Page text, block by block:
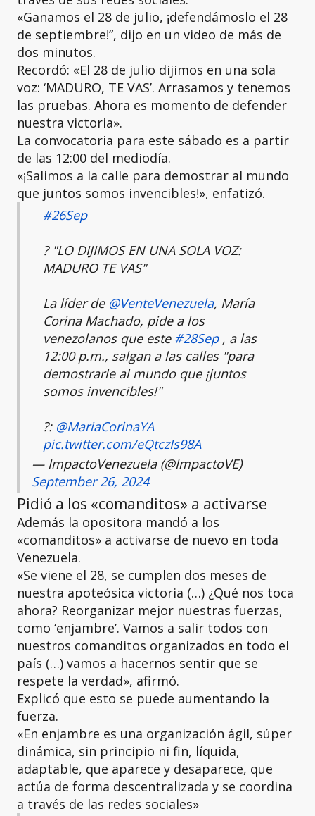
«Ganamos el 28 de julio, ¡defendámoslo el 28
de septiembre!”, dijo en un video de más de
dos minutos.
Recordó: «El 28 de julio dijimos en una sola
voz: ‘MADURO, TE VAS’. Arrasamos y tenemos
las pruebas. Ahora es momento de defender
nuestra victoria».
La convocatoria para este sábado es a partir
de las 12:00 del mediodía.
«¡Salimos a la calle para demostrar al mundo
que juntos somos invencibles!», enfatizó.
#26Sep
?️ "LO DIJIMOS EN UNA SOLA VOZ:
MADURO TE VAS"
La líder de @VenteVenezuela, María
Corina Machado, pide a los
venezolanos que este #28Sep, a las
12:00 p.m., salgan a las calles "para
demostrarle al mundo que ¡juntos
somos invencibles!"
?: @MariaCorinaYA
pic.twitter.com/eQtczIs98A
— ImpactoVenezuela (@ImpactoVE)
September 26, 2024
Pidió a los «comanditos» a activarse
Además la opositora mandó a los
«comanditos» a activarse de nuevo en toda
Venezuela.
«Se viene el 28, se cumplen dos meses de
nuestra apoteósica victoria (…) ¿Qué nos toca
ahora? Reorganizar mejor nuestras fuerzas,
como ‘enjambre’. Vamos a salir todos con
nuestros comanditos organizados en todo el
país (…) vamos a hacernos sentir que se
respete la verdad», afirmó.
Explicó que esto se puede aumentando la
fuerza.
«En enjambre es una organización ágil, súper
dinámica, sin principio ni fin, líquida,
adaptable, que aparece y desaparece, que
actúa de forma descentralizada y se coordina
a través de las redes sociales»